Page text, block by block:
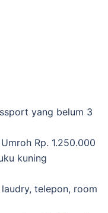
yang belum 3
Rp. 1.250.000
kuning
telepon, room